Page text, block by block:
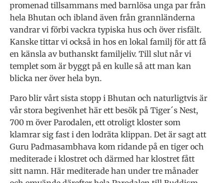
promenad tillsammans med barnlösa unga par från
hela Bhutan och ibland även från grannländerna
vandrar vi förbi vackra typiska hus och över risfält.
Kanske tittar vi också in hos en lokal familj för att få
en känsla av buthanskt familjeliv. Till slut når vi
templet som är byggt på en kulle så att man kan
blicka ner över hela byn.
Paro blir vårt sista stopp i Bhutan och naturligtvis är
vår stora begivenhet här ett besök på Tiger´s Nest,
700 m över Parodalen, ett otroligt kloster som
klamrar sig fast i den lodräta klippan. Det är sagt att
Guru Padmasambhava kom ridande på en tiger och
mediterade i klostret och därmed har klostret fått
sitt namn. Här mediterade han under tre månader